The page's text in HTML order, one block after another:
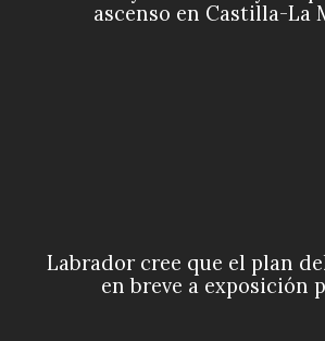
ascenso en Castilla-La
Labrador cree que el plan
en breve a exposición